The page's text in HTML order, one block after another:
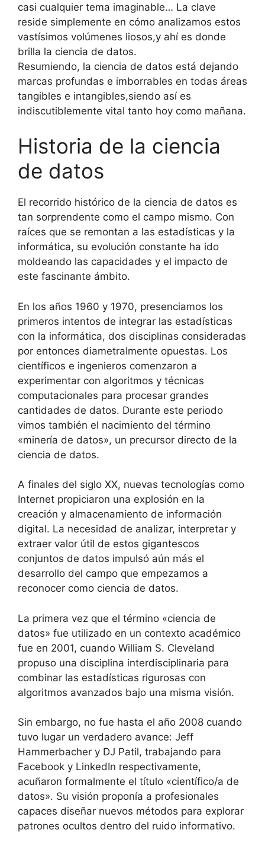
casi cualquier tema imaginable… La clave
reside simplemente en cómo analizamos estos
vastísimos volúmenes liosos,y ahí es donde
brilla la ciencia de datos.
Resumiendo, la ciencia de datos está dejando
marcas profundas e imborrables en todas áreas
tangibles e intangibles,siendo así es
indiscutiblemente vital tanto hoy como mañana.
Historia de la ciencia
de datos
El recorrido histórico de la ciencia de datos es
tan sorprendente como el campo mismo. Con
raíces que se remontan a las estadísticas y la
informática, su evolución constante ha ido
moldeando las capacidades y el impacto de
este fascinante ámbito.
En los años 1960 y 1970, presenciamos los
primeros intentos de integrar las estadísticas
con la informática, dos disciplinas consideradas
por entonces diametralmente opuestas. Los
científicos e ingenieros comenzaron a
experimentar con algoritmos y técnicas
computacionales para procesar grandes
cantidades de datos. Durante este periodo
vimos también el nacimiento del término
«minería de datos», un precursor directo de la
ciencia de datos.
A finales del siglo XX, nuevas tecnologías como
Internet propiciaron una explosión en la
creación y almacenamiento de información
digital. La necesidad de analizar, interpretar y
extraer valor útil de estos gigantescos
conjuntos de datos impulsó aún más el
desarrollo del campo que empezamos a
reconocer como ciencia de datos.
La primera vez que el término «ciencia de
datos» fue utilizado en un contexto académico
fue en 2001, cuando William S. Cleveland
propuso una disciplina interdisciplinaria para
combinar las estadísticas rigurosas con
algoritmos avanzados bajo una misma visión.
Sin embargo, no fue hasta el año 2008 cuando
tuvo lugar un verdadero avance: Jeff
Hammerbacher y DJ Patil, trabajando para
Facebook y LinkedIn respectivamente,
acuñaron formalmente el título «científico/a de
datos». Su visión proponía a profesionales
capaces diseñar nuevos métodos para explorar
patrones ocultos dentro del ruido informativo.